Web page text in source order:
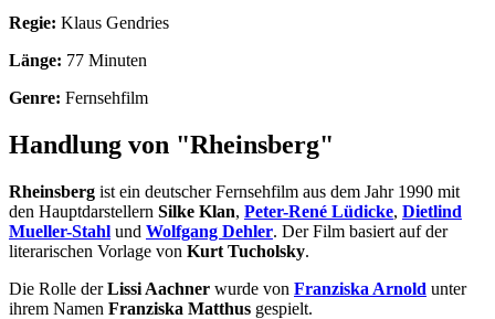
Regie: Klaus Gendries
Länge: 77 Minuten
Genre: Fernsehfilm
Handlung von "Rheinsberg"
Rheinsberg ist ein deutscher Fernsehfilm aus dem Jahr 1990 mit
den Hauptdarstellern Silke Klan, Peter-René Lüdicke, Dietlind
Mueller-Stahl und Wolfgang Dehler. Der Film basiert auf der
literarischen Vorlage von Kurt Tucholsky.
Die Rolle derLissi Aachner wurde von Franziska Arnold unter
ihrem Namen Franziska Matthus gespielt.